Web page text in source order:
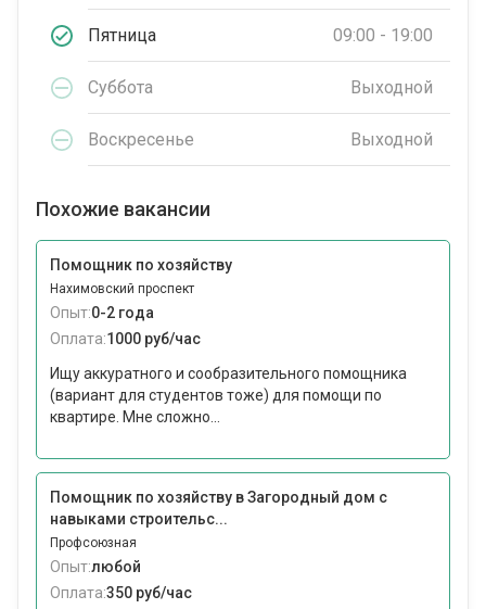
Пятница 09:00 - 19:00
Суббота Выходной
Воскресенье Выходной
Похожие вакансии
Помощник по хозяйству
Нахимовский проспект
Опыт:0-2 года
Оплата:1000 руб/час
Ищу аккуратного и сообразительного помощника
(вариант для студентов тоже) для помощи по
квартире. Мне сложно...
Помощник по хозяйству в Загородный дом с
навыками строительс...
Профсоюзная
Опыт:любой
Оплата:350 руб/час